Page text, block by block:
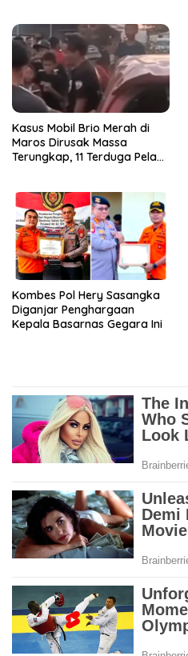
Kasus Mobil Brio Merah di
Maros Dirusak Massa
Terungkap, 11 Terduga Pelaku
Kombes Pol Hery Sasangka
Diganjar Penghargaan
Kepala Basarnas Gegara Ini